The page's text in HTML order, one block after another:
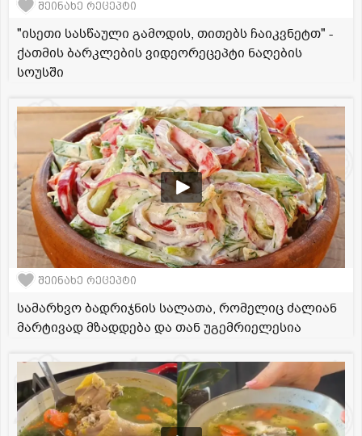
შეინახე რეცეპტი
"ისეთი სასწაული გამოდის, თითებს ჩაიკვნეტთ" -
ქათმის ბარკლების ვიდეორეცეპტი ნაღების
სოუსში
შეინახე რეცეპტი
სამარხვო ბადრიჯნის სალათა, რომელიც ძალიან
მარტივად მზადდება და თან უგემრიელესია